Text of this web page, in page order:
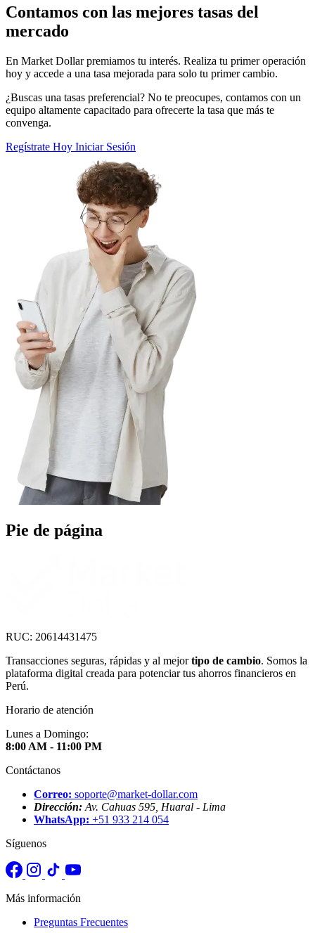
Contamos con las mejores tasas del
mercado
En Market Dollar premiamos tu interés. Realiza tu primer operación
hoy y accede a una tasa mejorada para solo tu primer cambio.
¿Buscas una tasas preferencial? No te preocupes, contamos con un
equipo altamente capacitado para ofrecerte la tasa que más te
convenga.
Regístrate Hoy Iniciar Sesión
Pie de página
RUC: 20614431475
Transacciones seguras, rápidas y al mejortipo de cambio. Somos la
plataforma digital creada para potenciar tus ahorros financieros en
Perú.
Horario de atención
Lunes a Domingo:
8:00 AM - 11:00 PM
Contáctanos
Correo: soporte@market-dollar.com
Dirección: Av. Cahuas 595, Huaral - Lima
WhatsApp: +51 933 214 054
Síguenos
Más información
Preguntas Frecuentes